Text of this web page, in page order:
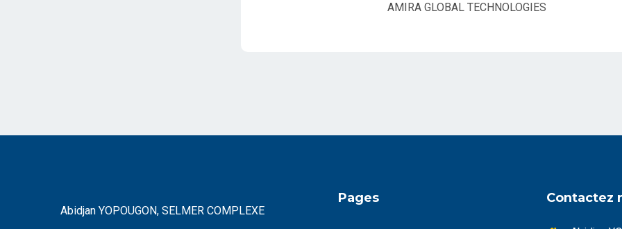
AMIRA GLOBAL TECHNOLOGIES
Abidjan YOPOUGON, SELMER COMPLEXE
Pages Contactez